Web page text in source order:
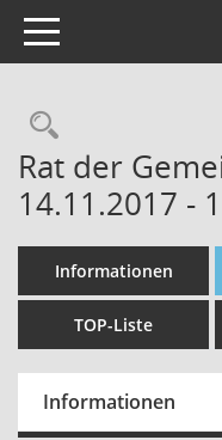
Toggle navigation
Rat der
14.11.2017 -
Informationen
TOP-Liste
Informationen